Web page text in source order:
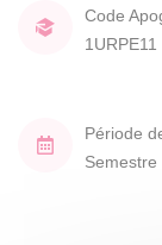
Code
1URPE11
Période
Semestre